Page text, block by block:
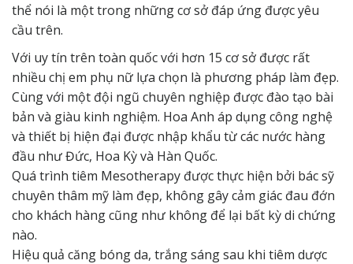
thể nói là một trong những cơ sở đáp ứng được yêu
cầu trên.
Với uy tín trên toàn quốc với hơn 15 cơ sở được rất
nhiều chị em phụ nữ lựa chọn là phương pháp làm đẹp.
Cùng với một đội ngũ chuyên nghiệp được đào tạo bài
bản và giàu kinh nghiệm. Hoa Anh áp dụng công nghệ
và thiết bị hiện đại được nhập khẩu từ các nước hàng
đầu như Đức, Hoa Kỳ và Hàn Quốc.
Quá trình tiêm Mesotherapy được thực hiện bởi bác sỹ
chuyên thâm mỹ làm đẹp, không gây cảm giác đau đớn
cho khách hàng cũng như không để lại bất kỳ di chứng
nào.
Hiệu quả căng bóng da, trắng sáng sau khi tiêm dược